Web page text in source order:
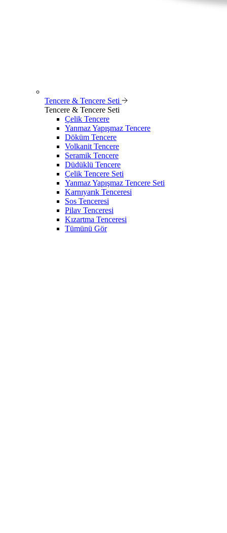
Tencere & Tencere Seti
Tencere & Tencere Seti
Çelik Tencere
Yanmaz Yapışmaz Tencere
Döküm Tencere
Volkanit Tencere
Seramik Tencere
Düdüklü Tencere
Çelik Tencere Seti
Yanmaz Yapışmaz Tencere Seti
Karnıyarık Tenceresi
Sos Tenceresi
Pilav Tenceresi
Kızartma Tenceresi
Tümünü Gör